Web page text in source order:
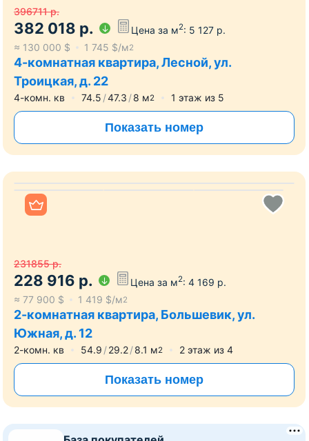
396711 р.
382 018 р. Цена за м2: 5 127 р.
≈ 130 000 $ 1 745 $/м2
4-комнатная квартира, Лесной, ул.
Троицкая, д. 22
4-комн. кв 74.5 47.3 8 м2 1 этаж из 5
Показать номер
Все фото
231855 р.
228 916 р. Цена за м2: 4 169 р.
≈ 77 900 $ 1 419 $/м2
2-комнатная квартира, Большевик, ул.
Южная, д. 12
2-комн. кв 54.9 29.2 8.1 м2 2 этаж из 4
Показать номер